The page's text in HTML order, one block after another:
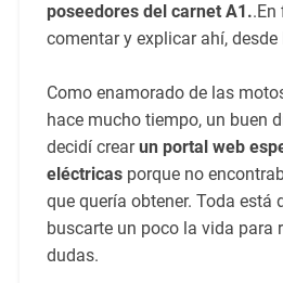
poseedores del carnet A1.
comentar y explicar ahí, desde
Como enamorado de las
hace mucho tiempo, un buen
decidí crearun portal web
eléctricasporque no
que quería obtener. Toda está
buscarte un poco la vida para
dudas.